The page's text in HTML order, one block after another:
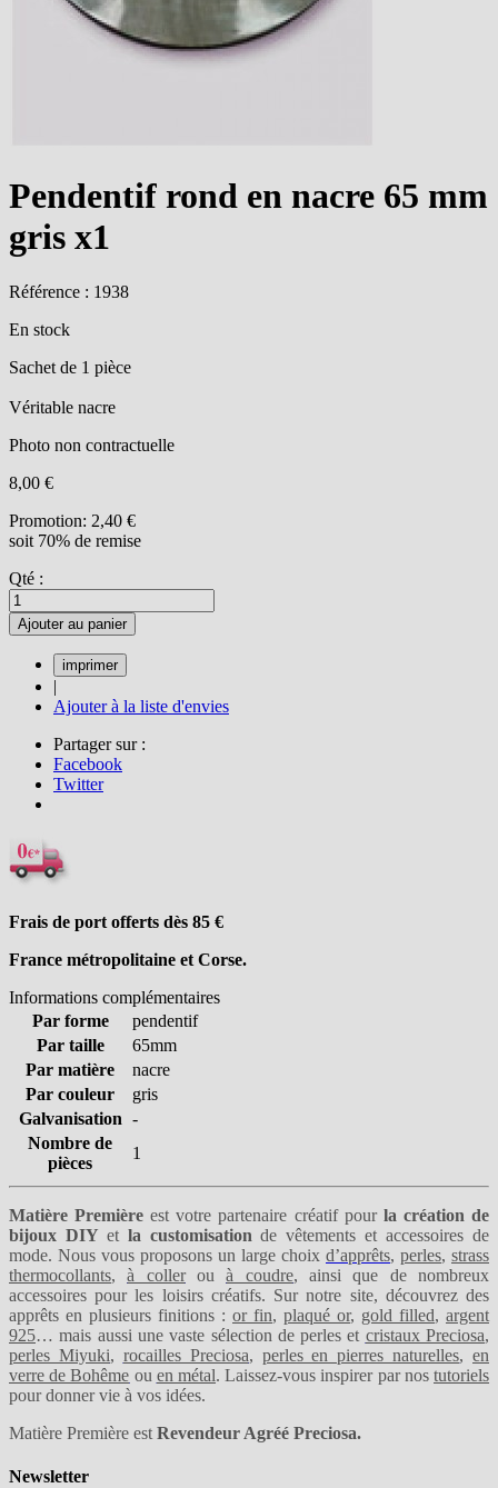
Pendentif rond en nacre 65 mm
gris x1
Référence : 1938
En stock
Sachet de 1 pièce
Véritable nacre
Photo non contractuelle
8,00 €
Promotion: 2,40 €
soit 70% de remise
Qté :
Ajouter au panier
|
Ajouter à la liste d'envies
Partager sur :
Facebook
Twitter
Frais de port offerts dès 85 €
France métropolitaine et Corse.
Informations complémentaires
Par forme
pendentif
Par taille
65mm
Par matière
nacre
Par couleur
gris
Galvanisation -
Nombre de
pièces
1
Matière Première est votre partenaire créatif pourla création de
bijoux DIY etla customisation de vêtements et accessoires de
mode. Nous vous proposons un large choix d’apprêts, perles, strass
thermocollants,à collerouà coudre, ainsi que de nombreux
accessoires pour les loisirs créatifs. Sur notre site, découvrez des
apprêts en plusieurs finitions : or fin, plaqué or, gold filled, argent
925… mais aussi une vaste sélection de perles et cristaux Preciosa,
perles Miyuki, rocailles Preciosa, perles en pierres naturelles, en
verre de Bohême ou en métal. Laissez-vous inspirer par nostutoriels
pour donner vie à vos idées.
Matière Première est Revendeur Agréé Preciosa.
Newsletter